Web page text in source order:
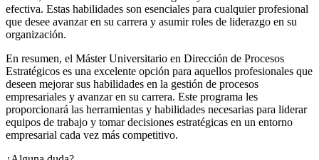
efectiva. Estas habilidades son esenciales para cualquier profesional
que desee avanzar en su carrera y asumir roles de liderazgo en su
organización.
En resumen, el Máster Universitario en Dirección de Procesos
Estratégicos es una excelente opción para aquellos profesionales que
deseen mejorar sus habilidades en la gestión de procesos
empresariales y avanzar en su carrera. Este programa les
proporcionará las herramientas y habilidades necesarias para liderar
equipos de trabajo y tomar decisiones estratégicas en un entorno
empresarial cada vez más competitivo.